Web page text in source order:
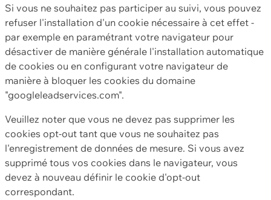
Si vous ne souhaitez pas participer au suivi, vous pouvez
refuser l'installation d'un cookie nécessaire à cet effet -
par exemple en paramétrant votre navigateur pour
désactiver de manière générale l'installation automatique
de cookies ou en configurant votre navigateur de
manière à bloquer les cookies du domaine
"googleleadservices.com".
Veuillez noter que vous ne devez pas supprimer les
cookies opt-out tant que vous ne souhaitez pas
l'enregistrement de données de mesure. Si vous avez
supprimé tous vos cookies dans le navigateur, vous
devez à nouveau définir le cookie d'opt-out
correspondant.